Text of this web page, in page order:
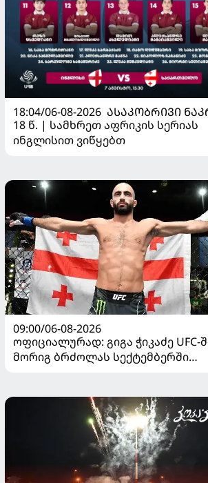
18:04/06-08-2026 ᲐᲡᲐᲙᲝᲑᲠᲘᲕᲘ
18 წ. | სამხრეთ აფრიკის სერიას
ინგლისით ვიწყებთ
09:00/06-08-2026
ოფიციალურად: გიგა ჭიკაძე UFC-
მორიგ ბრძოლას სექტემბერში